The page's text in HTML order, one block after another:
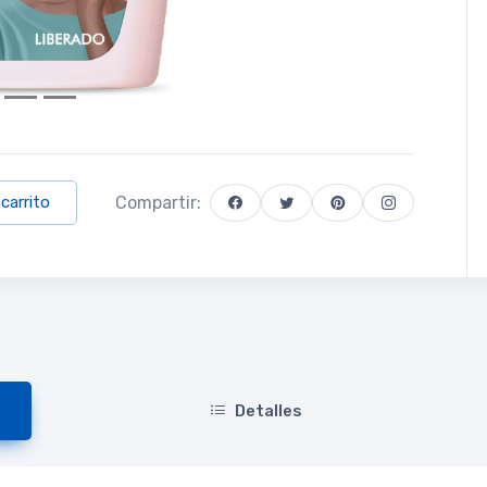
Compartir:
Detalles